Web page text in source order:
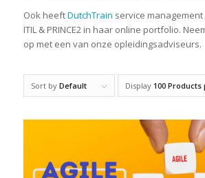
Ook heeftDutchTrain service
ITIL & PRINCE2 in haar online portfolio.
op met een van onze opleidingsadviseurs.
Sort by Default Display 100